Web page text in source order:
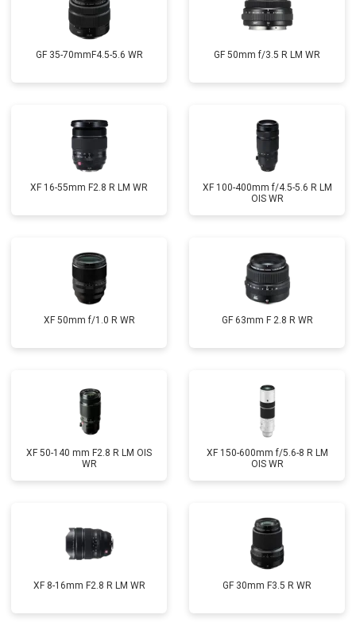
GF 35-70mmF4.5-5.6 WR GF 50mm f/3.5 R LM WR
XF 16-55mm F2.8 R LM WR
XF 100-400mm f/4.5-5.6 R LM
OIS WR
XF 50mm f/1.0 R WR GF 63mm F 2.8 R WR
XF 50-140 mm F2.8 R LM OIS
WR
XF 150-600mm f/5.6-8 R LM
OIS WR
XF 8-16mm F2.8 R LM WR GF 30mm F3.5 R WR